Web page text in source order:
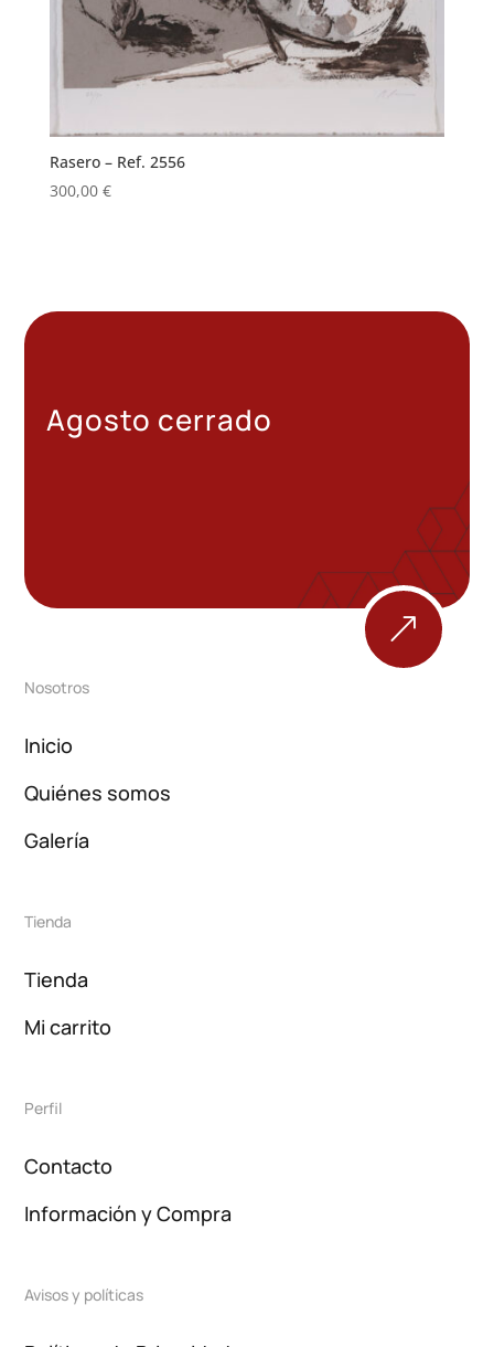
Rasero – Ref. 2556
300,00 €
Agosto cerrado
&
Nosotros
Inicio
Quiénes somos
Galería
Tienda
Tienda
Mi carrito
Perfil
Contacto
Información y Compra
Avisos y políticas